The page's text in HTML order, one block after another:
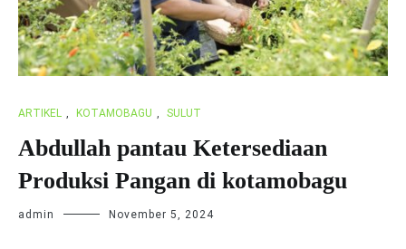
ARTIKEL , KOTAMOBAGU , SULUT
Abdullah pantau Ketersediaan
Produksi Pangan di kotamobagu
admin November 5, 2024